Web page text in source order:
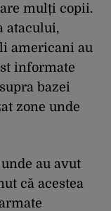
mulți copii.
atacului,
americani au
informate
bazei
zone unde
au avut
că acestea